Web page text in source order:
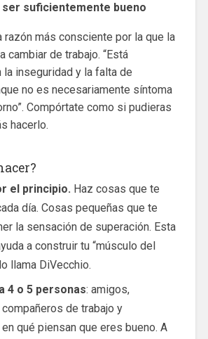
ser suficientemente bueno
razón más consciente por la que la
cambiar de trabajo. “Está
la inseguridad y la falta de
no es necesariamente síntoma
Compórtate como si pudieras
hacerlo.
el principio. Haz cosas que te
día. Cosas pequeñas que te
la sensación de superación. Esta
a construir tu “músculo del
llama DiVecchio.
4 o 5 personas: amigos,
de trabajo y
qué piensan que eres bueno. A